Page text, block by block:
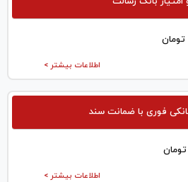
تومان
اطلاعات بیشتر >
فوری با ضمانت سند
تومان
اطلاعات بیشتر >